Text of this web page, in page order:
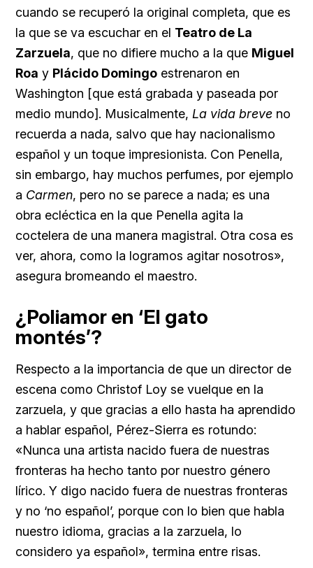
cuando se recuperó la original completa, que es
la que se va escuchar en el Teatro de La
Zarzuela, que no difiere mucho a la que Miguel
Roa y Plácido Domingo estrenaron en
Washington [que está grabada y paseada por
medio mundo]. Musicalmente, La vida breve no
recuerda a nada, salvo que hay nacionalismo
español y un toque impresionista. Con Penella,
sin embargo, hay muchos perfumes, por ejemplo
a Carmen, pero no se parece a nada; es una
obra ecléctica en la que Penella agita la
coctelera de una manera magistral. Otra cosa es
ver, ahora, como la logramos agitar nosotros»,
asegura bromeando el maestro.
¿Poliamor en ‘El gato
montés’?
Respecto a la importancia de que un director de
escena como Christof Loy se vuelque en la
zarzuela, y que gracias a ello hasta ha aprendido
a hablar español, Pérez-Sierra es rotundo:
«Nunca una artista nacido fuera de nuestras
fronteras ha hecho tanto por nuestro género
lírico. Y digo nacido fuera de nuestras fronteras
y no ‘no español’, porque con lo bien que habla
nuestro idioma, gracias a la zarzuela, lo
considero ya español», termina entre risas.